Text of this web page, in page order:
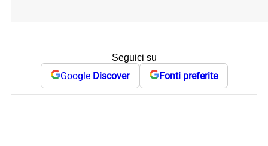
Seguici su
Google Discover Fonti preferite